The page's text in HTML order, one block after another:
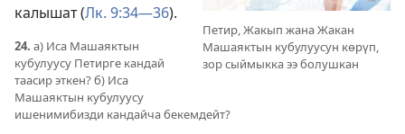
Петир, Жакып жана Жакан
Машаяктын кубулуусун көрүп,
зор сыймыкка ээ болушкан
калышат (Лк. 9:34—36).
24. а) Иса Машаяктын
кубулуусу Петирге кандай
таасир эткен? б) Иса
Машаяктын кубулуусу
ишенимибизди кандайча бекемдейт?